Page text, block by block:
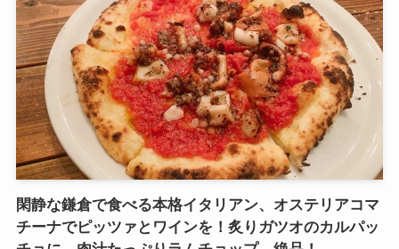
閑静な鎌倉で食べる本格イタリアン、オステリアコマ
チーナでピッツァとワインを！炙りガツオのカルパッ